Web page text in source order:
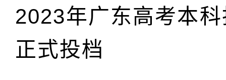
2023年广东高考本
正式投档